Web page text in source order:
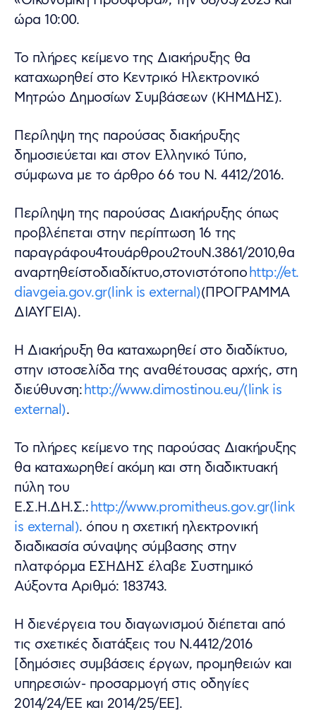
ώρα 10:00.
Το πλήρες κείμενο της Διακήρυξης θα
καταχωρηθεί στο Κεντρικό Ηλεκτρονικό
Μητρώο Δημοσίων Συμβάσεων (ΚΗΜΔΗΣ).
Περίληψη της παρούσας διακήρυξης
δημοσιεύεται και στον Ελληνικό Τύπο,
σύμφωνα με το άρθρο 66 του Ν. 4412/2016.
Περίληψη της παρούσας Διακήρυξης όπως
προβλέπεται στην περίπτωση 16 της
παραγράφου4τουάρθρου2τουΝ.3861/2010,θα
αναρτηθείστοδιαδίκτυο,στονιστότοποhttp://et.
diavgeia.gov.gr(link is external)(ΠΡΟΓΡΑΜΜΑ
ΔΙΑΥΓΕΙΑ).
Η Διακήρυξη θα καταχωρηθεί στο διαδίκτυο,
στην ιστοσελίδα της αναθέτουσας αρχής, στη
διεύθυνση:http://www.dimostinou.eu/(link is
external).
Το πλήρες κείμενο της παρούσας Διακήρυξης
θα καταχωρηθεί ακόμη και στη διαδικτυακή
πύλη του
Ε.Σ.Η.ΔΗ.Σ.:http://www.promitheus.gov.gr(link
is external). όπου η σχετική ηλεκτρονική
διαδικασία σύναψης σύμβασης στην
πλατφόρμα ΕΣΗΔΗΣ έλαβε Συστημικό
Αύξοντα Αριθμό: 183743.
Η διενέργεια του διαγωνισμού διέπεται από
τις σχετικές διατάξεις του Ν.4412/2016
[δημόσιες συμβάσεις έργων, προμηθειών και
υπηρεσιών- προσαρμογή στις οδηγίες
2014/24/ΕΕ και 2014/25/ΕΕ].